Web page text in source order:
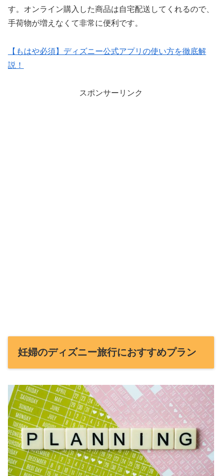
す。オンライン購入した商品は自宅配送してくれるので、
手荷物が増えなくて非常に便利です。
【もはや必須】ディズニー公式アプリの使い方を徹底解
説！
スポンサーリンク
妊婦のディズニー旅行におすすめプラン